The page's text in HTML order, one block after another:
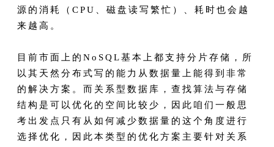
源的消耗（CPU、磁盘读写繁忙）、耗时也会越
来越高。
目前市面上的NoSQL基本上都支持分片存储，所
以其天然分布式写的能力从数据量上能得到非常
的解决方案。而关系型数据库，查找算法与存储
结构是可以优化的空间比较少，因此咱们一般思
考出发点只有从如何减少数据量的这个角度进行
选择优化，因此本类型的优化方案主要针对关系